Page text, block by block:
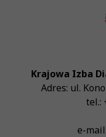
Krajowa Izba
Adres: ul.
tel.:
e-mail: